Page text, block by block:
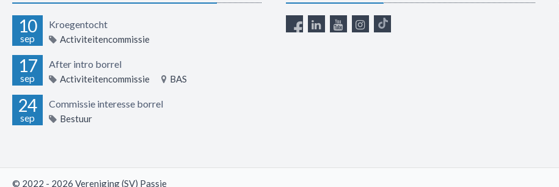
10
sep
Kroegentocht
Activiteitencommissie
17
sep
After intro borrel
Activiteitencommissie BAS
24
sep
Commissie interesse borrel
Bestuur
© 2022 - 2026 Vereniging (SV) Passie